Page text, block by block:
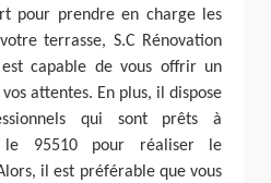
pour prendre en charge les
terrasse, S.C Rénovation
capable de vous offrir un
attentes. En plus, il dispose
qui sont prêts à
le 95510 pour réaliser le
il est préférable que vous